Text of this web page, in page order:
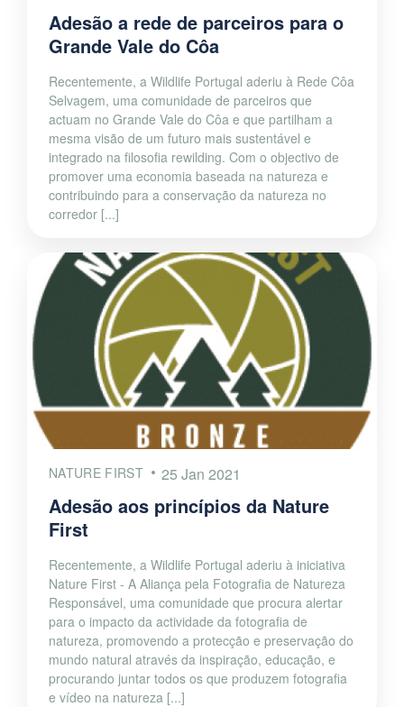
Adesão a rede de parceiros para o
Grande Vale do Côa
Recentemente, a Wildlife Portugal aderiu à Rede Côa
Selvagem, uma comunidade de parceiros que
actuam no Grande Vale do Côa e que partilham a
mesma visão de um futuro mais sustentável e
integrado na filosofia rewilding. Com o objectivo de
promover uma economia baseada na natureza e
contribuindo para a conservação da natureza no
corredor [...]
NATURE FIRST 25 Jan 2021
Adesão aos princípios da Nature
First
Recentemente, a Wildlife Portugal aderiu à iniciativa
Nature First - A Aliança pela Fotografia de Natureza
Responsável, uma comunidade que procura alertar
para o impacto da actividade da fotografia de
natureza, promovendo a protecção e preservação do
mundo natural através da inspiração, educação, e
procurando juntar todos os que produzem fotografia
e vídeo na natureza [...]